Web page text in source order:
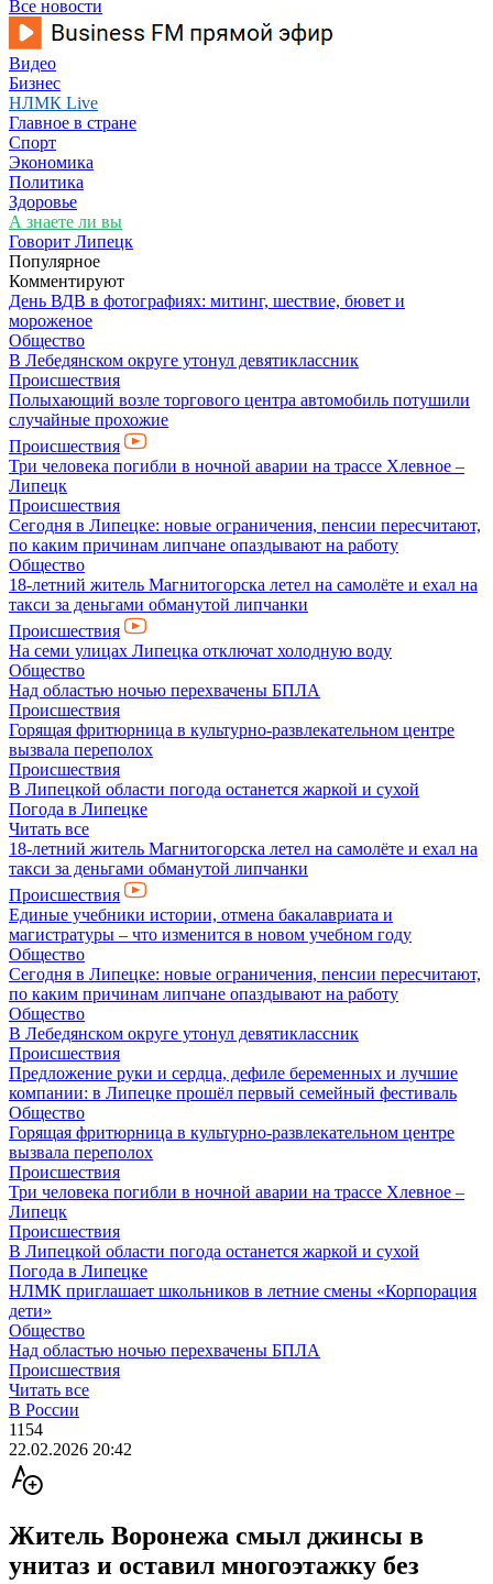
Все новости
Видео
Бизнес
НЛМК Live
Главное в стране
Спорт
Экономика
Политика
Здоровье
А знаете ли вы
Говорит Липецк
Популярное
Комментируют
День ВДВ в фотографиях: митинг, шествие, бювет и
мороженое
Общество
В Лебедянском округе утонул девятиклассник
Происшествия
Полыхающий возле торгового центра автомобиль потушили
случайные прохожие
Происшествия
Три человека погибли в ночной аварии на трассе Хлевное –
Липецк
Происшествия
Сегодня в Липецке: новые ограничения, пенсии пересчитают,
по каким причинам липчане опаздывают на работу
Общество
18-летний житель Магнитогорска летел на самолёте и ехал на
такси за деньгами обманутой липчанки
Происшествия
На семи улицах Липецка отключат холодную воду
Общество
Над областью ночью перехвачены БПЛА
Происшествия
Горящая фритюрница в культурно-развлекательном центре
вызвала переполох
Происшествия
В Липецкой области погода останется жаркой и сухой
Погода в Липецке
Читать все
18-летний житель Магнитогорска летел на самолёте и ехал на
такси за деньгами обманутой липчанки
Происшествия
Единые учебники истории, отмена бакалавриата и
магистратуры – что изменится в новом учебном году
Общество
Сегодня в Липецке: новые ограничения, пенсии пересчитают,
по каким причинам липчане опаздывают на работу
Общество
В Лебедянском округе утонул девятиклассник
Происшествия
Предложение руки и сердца, дефиле беременных и лучшие
компании: в Липецке прошёл первый семейный фестиваль
Общество
Горящая фритюрница в культурно-развлекательном центре
вызвала переполох
Происшествия
Три человека погибли в ночной аварии на трассе Хлевное –
Липецк
Происшествия
В Липецкой области погода останется жаркой и сухой
Погода в Липецке
НЛМК приглашает школьников в летние смены «Корпорация
дети»
Общество
Над областью ночью перехвачены БПЛА
Происшествия
Читать все
В России
1154
22.02.2026 20:42
Житель Воронежа смыл джинсы в
унитаз и оставил многоэтажку без